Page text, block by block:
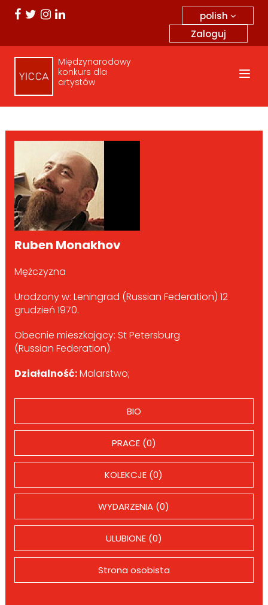
polish
Zaloguj
Międzynarodowy
konkurs dla
artystów
Ruben Monakhov
Mężczyzna
Urodzony w: Leningrad (Russian Federation) 12
grudzień 1970.
Obecnie mieszkający: St Petersburg
(Russian Federation).
Działalność:Malarstwo;
BIO
PRACE (0)
KOLEKCJE (0)
WYDARZENIA (0)
ULUBIONE (0)
Strona osobista